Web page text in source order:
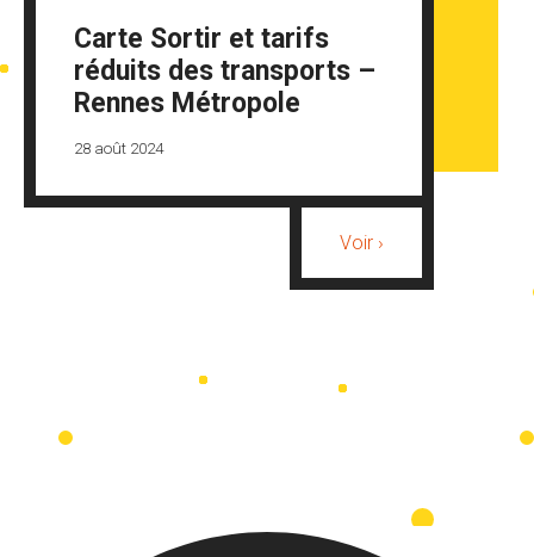
Carte Sortir et tarifs
réduits des transports –
Rennes Métropole
28 août 2024
Voir ›